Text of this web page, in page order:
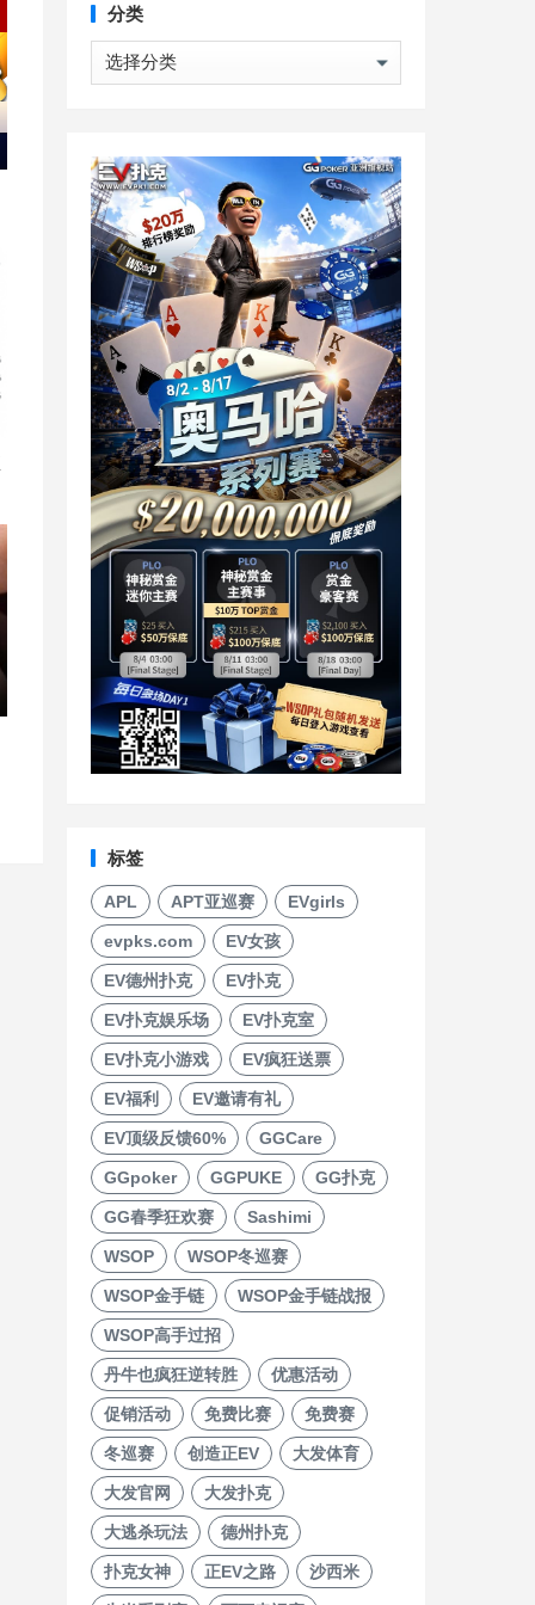
分类
分
类
标签
APL APT亚巡赛 EVgirls
evpks.com EV女孩
EV德州扑克 EV扑克
EV扑克娱乐场 EV扑克室
EV扑克小游戏 EV疯狂送票
EV福利 EV邀请有礼
EV顶级反馈60% GGCare
GGpoker GGPUKE GG扑克
GG春季狂欢赛 Sashimi
WSOP WSOP冬巡赛
WSOP金手链 WSOP金手链战报
WSOP高手过招
丹牛也疯狂逆转胜 优惠活动
促销活动 免费比赛 免费赛
冬巡赛 创造正EV 大发体育
大发官网 大发扑克
大逃杀玩法 德州扑克
扑克女神 正EV之路 沙西米